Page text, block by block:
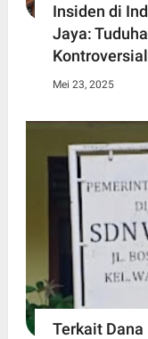
Insiden di
Jaya:
Kontroversial
Mei 23, 2025
Terkait Dana